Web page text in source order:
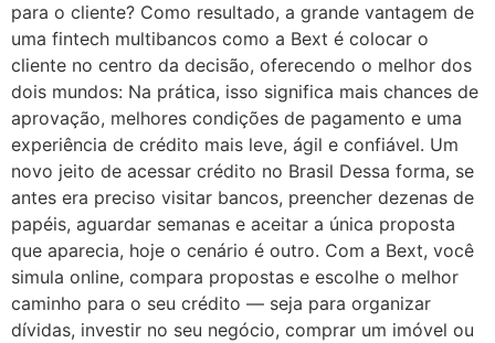
para o cliente? Como resultado, a grande vantagem de
uma fintech multibancos como a Bext é colocar o
cliente no centro da decisão, oferecendo o melhor dos
dois mundos: Na prática, isso significa mais chances de
aprovação, melhores condições de pagamento e uma
experiência de crédito mais leve, ágil e confiável. Um
novo jeito de acessar crédito no Brasil Dessa forma, se
antes era preciso visitar bancos, preencher dezenas de
papéis, aguardar semanas e aceitar a única proposta
que aparecia, hoje o cenário é outro. Com a Bext, você
simula online, compara propostas e escolhe o melhor
caminho para o seu crédito — seja para organizar
dívidas, investir no seu negócio, comprar um imóvel ou